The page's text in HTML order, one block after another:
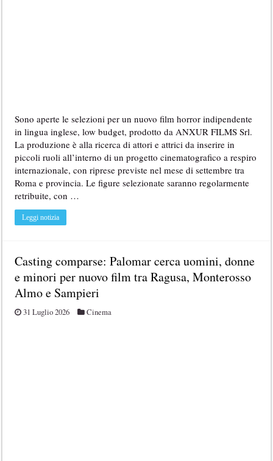
Sono aperte le selezioni per un nuovo film horror indipendente
in lingua inglese, low budget, prodotto da ANXUR FILMS Srl.
La produzione è alla ricerca di attori e attrici da inserire in
piccoli ruoli all’interno di un progetto cinematografico a respiro
internazionale, con riprese previste nel mese di settembre tra
Roma e provincia. Le figure selezionate saranno regolarmente
retribuite, con …
Leggi notizia
Casting comparse: Palomar cerca uomini, donne
e minori per nuovo film tra Ragusa, Monterosso
Almo e Sampieri
31 Luglio 2026 Cinema